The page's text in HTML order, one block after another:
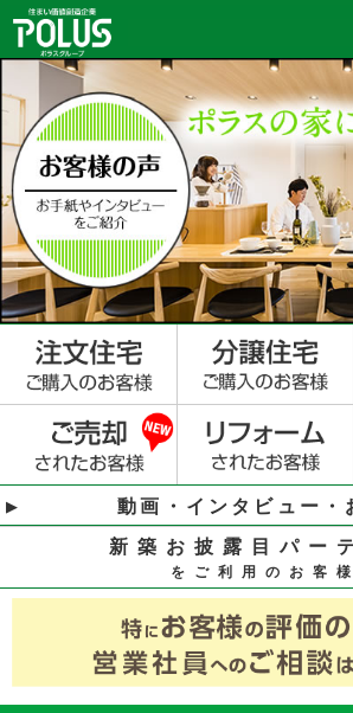
動画・インタビュー・
新築お披露目パー
をご利用のお客様